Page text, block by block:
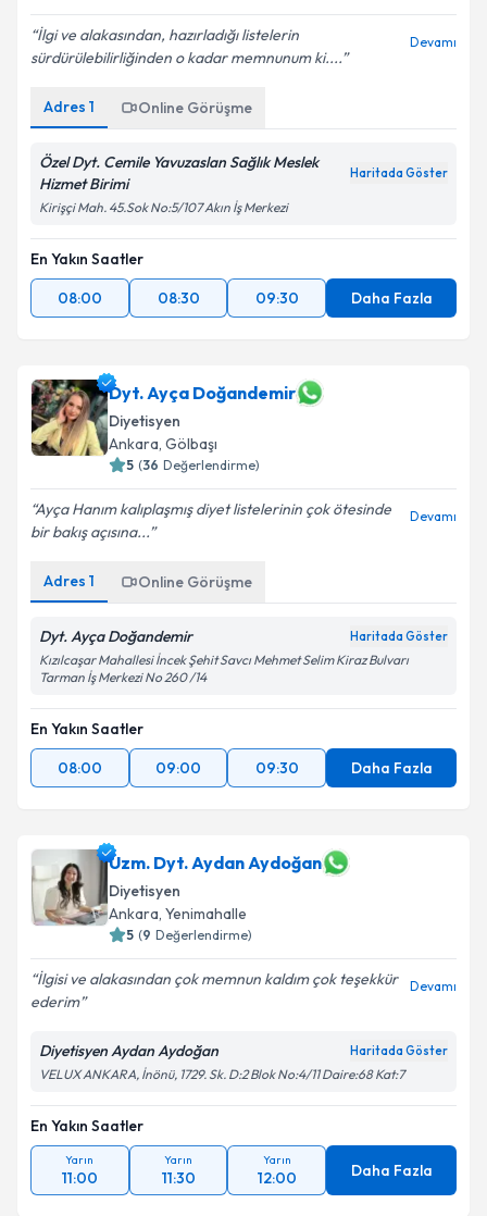
İlgi ve alakasından, hazırladığı listelerin
sürdürülebilirliğinden o kadar memnunum ki....
Devamı
Adres 1 Online Görüşme
Özel Dyt. Cemile Yavuzaslan Sağlık Meslek
Hizmet Birimi
Haritada Göster
Kirişçi Mah. 45.Sok No:5/107 Akın İş Merkezi
En Yakın Saatler
08:00
08:30 09:30 Daha Fazla
Dyt. Ayça Doğandemir
Diyetisyen
Ankara, Gölbaşı
5 (36 Değerlendirme)
Ayça Hanım kalıplaşmış diyet listelerinin çok ötesinde
bir bakış açısına...
Devamı
Adres 1 Online Görüşme
Dyt. Ayça Doğandemir Haritada Göster
Kızılcaşar Mahallesi İncek Şehit Savcı Mehmet Selim Kiraz Bulvarı
Tarman İş Merkezi No 260 /14
En Yakın Saatler
08:00
09:00 09:30 Daha Fazla
Uzm. Dyt. Aydan Aydoğan
Diyetisyen
Ankara, Yenimahalle
5 (9 Değerlendirme)
İlgisi ve alakasından çok memnun kaldım çok teşekkür
ederim
Devamı
Diyetisyen Aydan Aydoğan Haritada Göster
VELUX ANKARA, İnönü, 1729. Sk. D:2 Blok No:4/11 Daire:68 Kat:7
En Yakın Saatler
Yarın
11:00
Yarın
11:30
Yarın
12:00 Daha Fazla